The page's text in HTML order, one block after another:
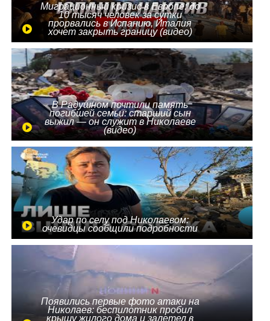
Миграционный кризис в Европе: до
10 тысяч человек за сутки
прорвались в Испанию, Италия
хочет закрыть границу (видео)
В Радушном почтили память
погибшей семьи: старший сын
выжил — он служит в Николаеве
(видео)
Удар по селу под Николаевом:
очевидцы сообщили подробности
Появились первые фото атаки на
Николаев: беспилотник пробил
крышу жилого дома и залетел в